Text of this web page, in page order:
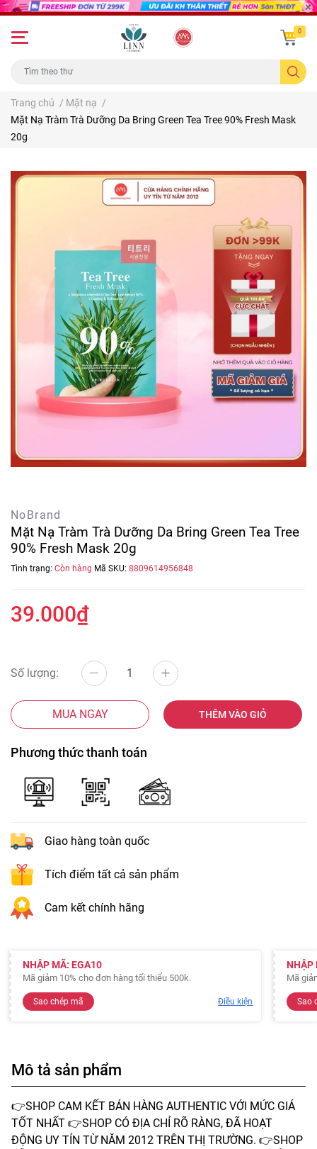
0
Trang chủ / Mặt nạ /
Mặt Nạ Tràm Trà Dưỡng Da Bring Green Tea Tree 90% Fresh Mask
20g
NoBrand
Mặt Nạ Tràm Trà Dưỡng Da Bring Green Tea Tree
90% Fresh Mask 20g
Tình trạng: Còn hàng Mã SKU: 8809614956848
39.000₫
Số lượng:
MUA NGAY THÊM VÀO GIỎ
Phương thức thanh toán
Giao hàng toàn quốc
Tích điểm tất cả sản phẩm
Cam kết chính hãng
NHẬP MÃ: EGA10
Mã giảm 10% cho đơn hàng tối thiểu 500k.
Sao chép mã Điều kiện
NHẬP
Mã
Sao
Mô tả sản phẩm
👉SHOP CAM KẾT BÁN HÀNG AUTHENTIC VỚI MỨC GIÁ
TỐT NHẤT 👉SHOP CÓ ĐỊA CHỈ RÕ RÀNG, ĐÃ HOẠT
ĐỘNG UY TÍN TỪ NĂM 2012 TRÊN THỊ TRƯỜNG. 👉SHOP